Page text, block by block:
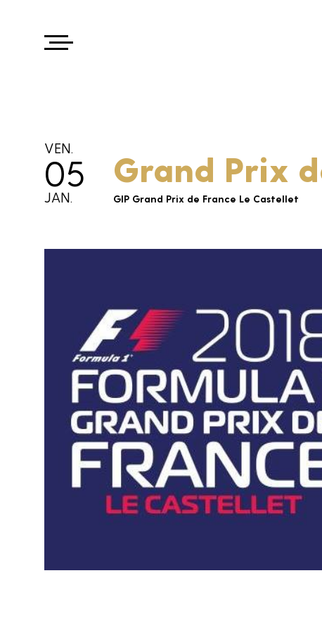
Horizon sport
Contact
The Fan Syndicate
VEN.
05
JAN.
Grand Prix
GIP Grand Prix de France Le Castellet